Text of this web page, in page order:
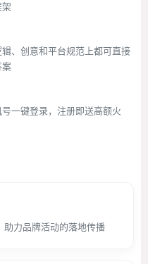
、创意和平台规范上都可直接
案
一键登录，注册即送高额火
助力品牌活动的落地传播